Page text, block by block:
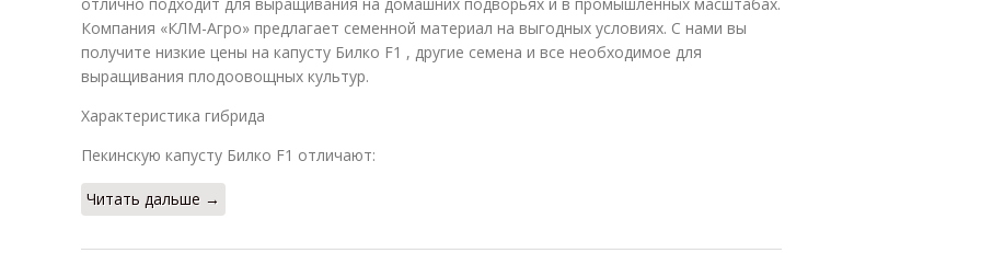
Компания «КЛМ-Агро» предлагает семенной материал на выгодных условиях. С нами вы
получите низкие цены на капусту Билко F1 , другие семена и все необходимое для
выращивания плодоовощных культур.
Характеристика гибрида
Пекинскую капусту Билко F1 отличают:
Читать дальше →